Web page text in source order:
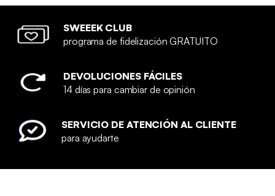
SWEEEK CLUB
programa de fidelización GRATUITO
DEVOLUCIONES FÁCILES
14 días para cambiar de opinión
SERVICIO DE ATENCIÓN AL CLIENTE
para ayudarte